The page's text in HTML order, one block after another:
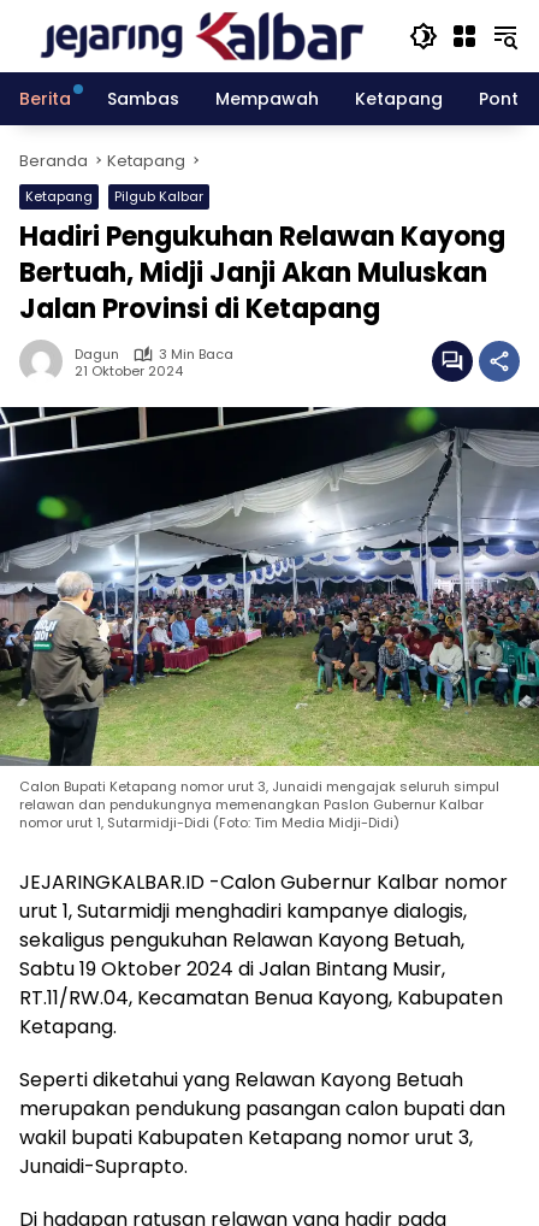
konten
Berita
Sambas Mempawah Ketapang
Beranda Ketapang
Ketapang Pilgub Kalbar
Hadiri Pengukuhan Relawan Kayong
Bertuah, Midji Janji Akan Muluskan
Jalan Provinsi di Ketapang
Dagun
3 Min Baca
21 Oktober 2024
Calon Bupati Ketapang nomor urut 3, Junaidi mengajak seluruh simpul
relawan dan pendukungnya memenangkan Paslon Gubernur Kalbar
nomor urut 1, Sutarmidji-Didi (Foto: Tim Media Midji-Didi)
JEJARINGKALBAR.ID -Calon Gubernur Kalbar nomor
urut 1, Sutarmidji menghadiri kampanye dialogis,
sekaligus pengukuhan Relawan Kayong Betuah,
Sabtu 19 Oktober 2024 di Jalan Bintang Musir,
RT.11/RW.04, Kecamatan Benua Kayong, Kabupaten
Ketapang.
Seperti diketahui yang Relawan Kayong Betuah
merupakan pendukung pasangan calon bupati dan
wakil bupati Kabupaten Ketapang nomor urut 3,
Junaidi-Suprapto.
Di hadapan ratusan relawan yang hadir pada